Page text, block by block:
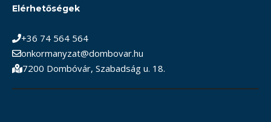
Elérhetőségek
+36 74 564 564
onkormanyzat@dombovar.hu
7200 Dombóvár, Szabadság u. 18.